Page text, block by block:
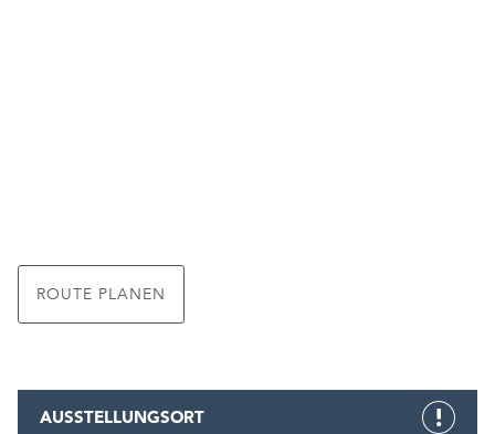
ROUTE PLANEN
AUSSTELLUNGSORT